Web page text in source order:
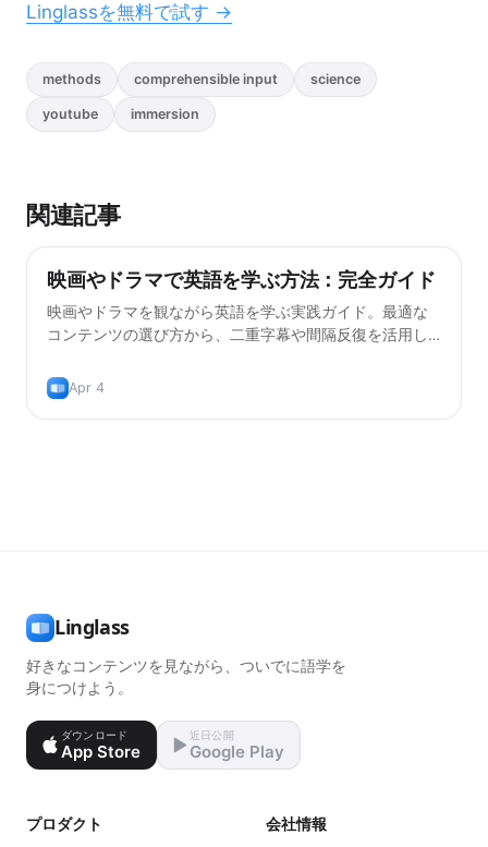
Linglassを無料で試す →
methods comprehensible input science
youtube immersion
関連記事
学習法
映画やドラマで英語を学ぶ方法：完全ガイド
映画やドラマを観ながら英語を学ぶ実践ガイド。最適な
コンテンツの選び方から、二重字幕や間隔反復を活用し
Apr 4
Linglass
好きなコンテンツを見ながら、ついでに語学を
身につけよう。
ダウンロード
App Store
近日公開
Google Play
プロダクト 会社情報